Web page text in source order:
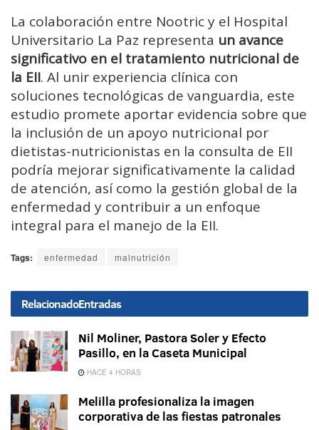
La colaboración entre Nootric y el Hospital
Universitario La Paz representa un avance
significativo en el tratamiento nutricional de
la EII. Al unir experiencia clínica con
soluciones tecnológicas de vanguardia, este
estudio promete aportar evidencia sobre que
la inclusión de un apoyo nutricional por
dietistas-nutricionistas en la consulta de EII
podría mejorar significativamente la calidad
de atención, así como la gestión global de la
enfermedad y contribuir a un enfoque
integral para el manejo de la EII.
Tags: enfermedad malnutrición
RelacionadoEntradas
Nil Moliner, Pastora Soler y Efecto
Pasillo, en la Caseta Municipal
HACE 4 HORAS
Melilla profesionaliza la imagen
corporativa de las fiestas patronales